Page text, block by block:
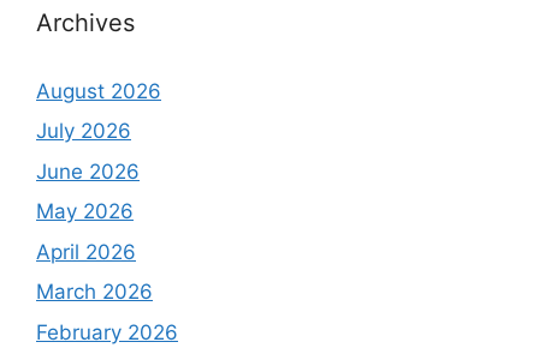
Archives
August 2026
July 2026
June 2026
May 2026
April 2026
March 2026
February 2026